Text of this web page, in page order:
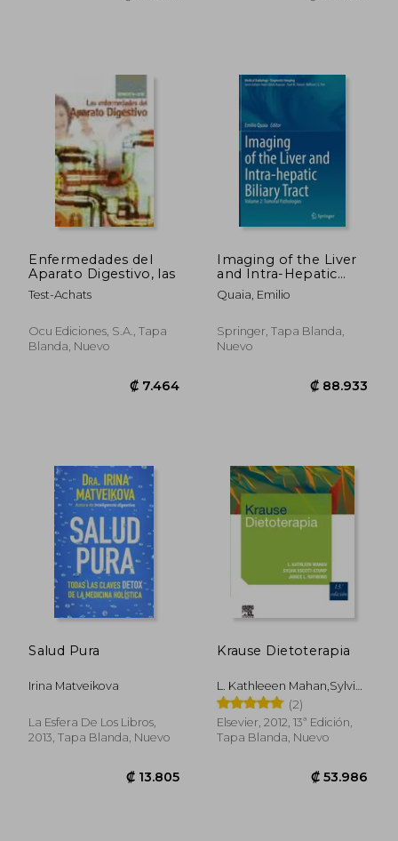
₡ 16.286 ₡
Enfermedades del
Aparato Digestivo, las
Test-Achats
Ocu Ediciones, S.A., Tapa
Blanda, Nuevo
₡ 7.464
Imaging of the Liver
and Intra-Hepatic
Biliary Tract: Volume
2: Tumoral
Inglés)
Quaia, Emilio
Springer, Tapa Blanda,
Nuevo
₡
Salud Pura
Irina Matveikova
La Esfera De Los Libros,
2013, Tapa Blanda, Nuevo
Krause Dietoterapia
L. Kathleeen Mahan,Sylvia
Escott-Stump,Janice L.
Raymond
(2)
Elsevier, 2012, 13ª Edición,
Tapa Blanda, Nuevo